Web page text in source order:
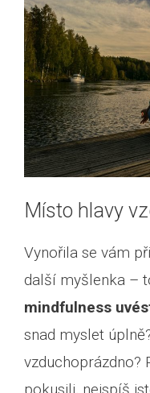
Místo hlavy
Vynořila se vám
další myšlenka –
mindfulness
snad myslet
vzduchoprázdno?
pokusili, nejspíš